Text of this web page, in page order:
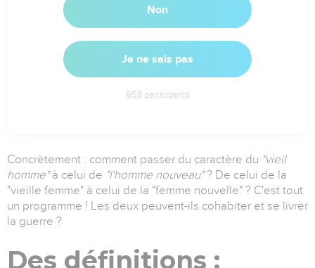
Non
Je ne sais pas
958participants
Concrètement : comment passer du caractère du "vieil
homme"à celui de "l'homme nouveau"? De celui de la
"vieille femme" à celui de la "femme nouvelle" ? C'est tout
un programme ! Les deux peuvent-ils cohabiter et se livrer
la guerre ?
Des définitions :